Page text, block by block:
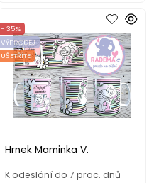
Hrnek Maminka V.
- 35%
VÝPRODEJ
UŠETŘÍTE
K odeslání do 7 prac. dnů